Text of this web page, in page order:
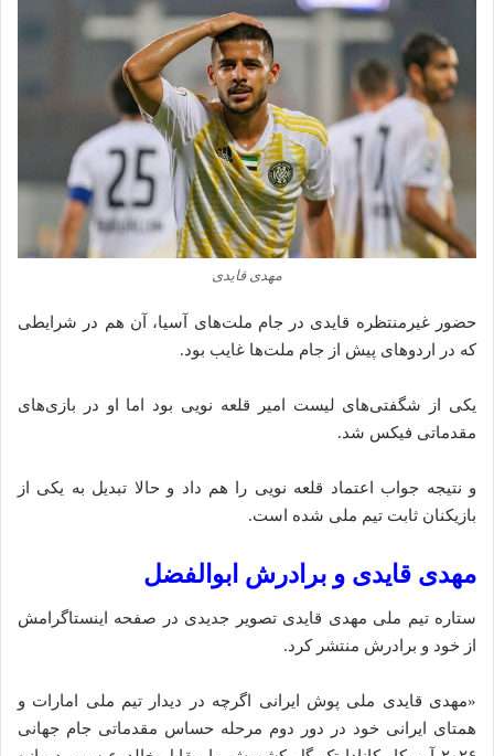
مهدی قایدی
حضور غیرمنتظره قایدی در جام ملت‌های آسیا، آن هم در شرایطی
که در اردوهای پیش از جام ملت‌ها غایب بود.
یکی از شگفتی‌های لیست امیر قلعه‌ نویی بود اما او در بازی‌های
مقدماتی فیکس شد.
و نتیجه جواب اعتماد قلعه‌ نویی را هم داد و حالا تبدیل به یکی از
بازیکنان ثابت تیم ملی شده است.
مهدی قایدی و برادرش ابوالفضل
ستاره تیم ملی مهدی قایدی تصویر جدیدی در صفحه اینستاگرامش
از خود و برادرش منتشر کرد.
«مهدی قایدی ملی پوش ایرانی اگرچه در دیدار تیم ملی امارات و
همتای ایرانی خود در دور دوم مرحله حساس مقدماتی جام جهانی